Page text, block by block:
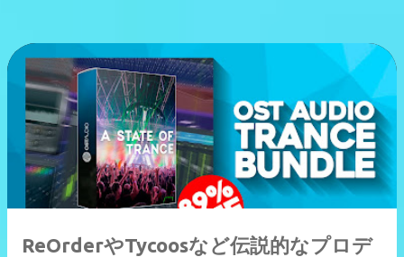
ReOrderやTycoosなど伝説的なプロデ